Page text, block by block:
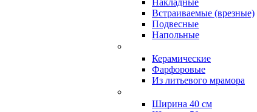
Накладные
Встраиваемые (врезные)
Подвесные
Напольные
Керамические
Фарфоровые
Из литьевого мрамора
Ширина 40 см